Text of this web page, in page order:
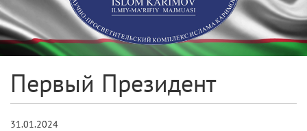
Первый Президент
31.01.2024